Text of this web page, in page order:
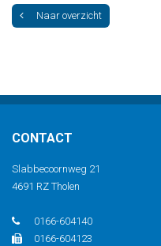
Naar overzicht
CONTACT
Slabbecoornweg 21
4691 RZ Tholen
0166-604140
0166-604123